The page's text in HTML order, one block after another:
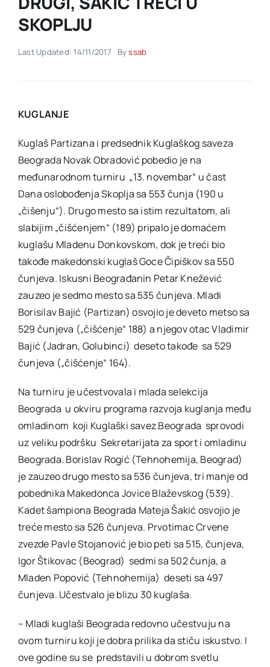
Akti SSAB
SKOPLJU
Last Updated: 14/11/2017 Byssab
KUGLANJE
Kuglaš Partizana i predsednik Kuglaškog saveza
Beograda Novak Obradović pobedio je na
međunarodnom turniru „13. novembar“ u čast
Dana oslobođenja Skoplja sa 553 čunja (190 u
„čišenju“). Drugo mesto sa istim rezultatom, ali
slabijim „čišćenjem“ (189) pripalo je domaćem
kuglašu Mladenu Donkovskom, dok je treći bio
takođe makedonski kuglaš Goce Čipiškov sa 550
čunjeva. Iskusni Beograđanin Petar Knežević
zauzeo je sedmo mesto sa 535 čunjeva. Mladi
Borisilav Bajić (Partizan) osvojio je deveto metso sa
529 čunjeva („čišćenje“ 188) a njegov otac Vladimir
Bajić (Jadran, Golubinci) deseto takođe sa 529
čunjeva („čišćenje“ 164).
Na turniru je učestvovala i mlada selekcija
Beograda u okviru programa razvoja kuglanja među
omladinom koji Kuglaški savez Beograda sprovodi
uz veliku podršku Sekretarijata za sport i omladinu
Beograda. Borislav Rogić (Tehnohemija, Beograd)
je zauzeo drugo mesto sa 536 čunjeva, tri manje od
pobednika Makedonca Jovice Blaževskog (539).
Kadet šampiona Beograda Mateja Šakić osvojio je
treće mesto sa 526 čunjeva. Prvotimac Crvene
zvezde Pavle Stojanović je bio peti sa 515, čunjeva,
Igor Štikovac (Beograd) sedmi sa 502 čunja, a
Mladen Popović (Tehnohemija) deseti sa 497
čunjeva. Učestvalo je blizu 30 kuglaša.
– Mladi kuglaši Beograda redovno učestvuju na
ovom turniru koji je dobra prilika da stiču iskustvo. I
ove godine su se predstavili u dobrom svetlu